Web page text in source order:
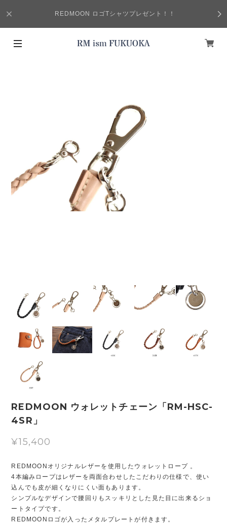
REDMOON ロゴTシャツプレゼント！！
REDMOON ウォレットチェーン「RM-HSC-
4SR」
¥15,400
REDMOONオリジナルレザーを使用したウォレットロープ 。
4本編みロープはレザーを両面合わせしたこだわりの仕様で、使い
込んでも皮が細くなりにくい面もあります。
シンプルなデザインで腰回りもスッキリとした見た目に出来るショ
ートタイプです。
REDMOONロゴが入ったメタルプレートが付きます。